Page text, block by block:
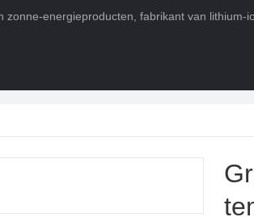
zonne-energieproducten, fabrikant van